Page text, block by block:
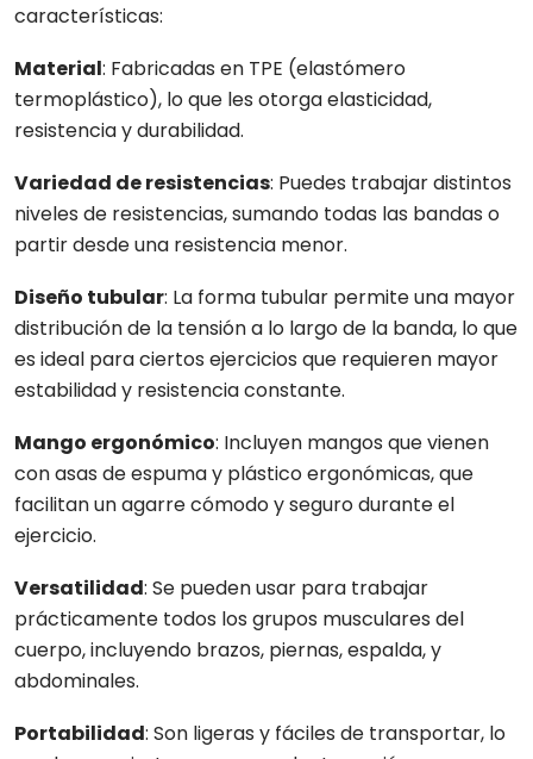
características:
Material: Fabricadas en TPE (elastómero
termoplástico), lo que les otorga elasticidad,
resistencia y durabilidad.
Variedad de resistencias: Puedes trabajar distintos
niveles de resistencias, sumando todas las bandas o
partir desde una resistencia menor.
Diseño tubular: La forma tubular permite una mayor
distribución de la tensión a lo largo de la banda, lo que
es ideal para ciertos ejercicios que requieren mayor
estabilidad y resistencia constante.
Mango ergonómico: Incluyen mangos que vienen
con asas de espuma y plástico ergonómicas, que
facilitan un agarre cómodo y seguro durante el
ejercicio.
Versatilidad: Se pueden usar para trabajar
prácticamente todos los grupos musculares del
cuerpo, incluyendo brazos, piernas, espalda, y
abdominales.
Portabilidad: Son ligeras y fáciles de transportar, lo